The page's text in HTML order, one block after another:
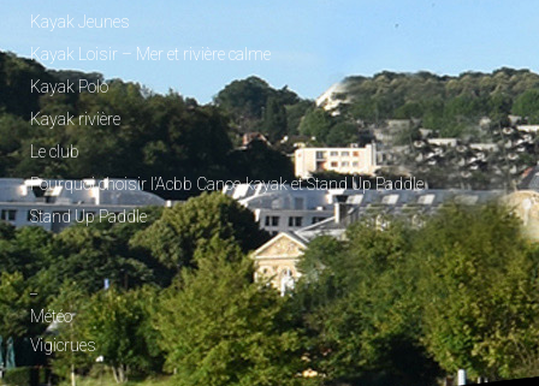
Kayak Jeunes
Kayak Loisir – Mer et rivière calme
Kayak Polo
Kayak rivière
Le club
Pourquoi choisir l’Acbb Canoe-kayak et Stand Up Paddle
Stand Up Paddle
_
Météo
Vigicrues